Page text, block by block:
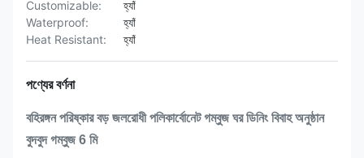
Customizable:
হ্যাঁ
Waterproof:
হ্যাঁ
Heat Resistant:
হ্যাঁ
পণ্যের বর্ণনা
বহিরঙ্গন পরিষ্কার বড় জলরোধী পলিকার্বোনেট গম্বুজ ঘর ডিনিং বিবাহ অনুষ্ঠান
বুদবুদ গম্বুজ 6 মি